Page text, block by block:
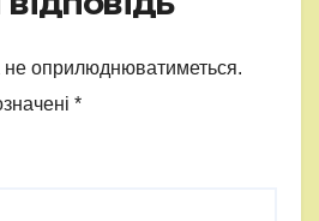
оприлюднюватиметься.
*